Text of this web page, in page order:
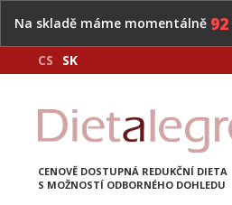
Na skladě máme momentálně 92
CS SK
CENOVĚ DOSTUPNÁ REDUKČNÍ DIETA
S MOŽNOSTÍ ODBORNÉHO DOHLEDU